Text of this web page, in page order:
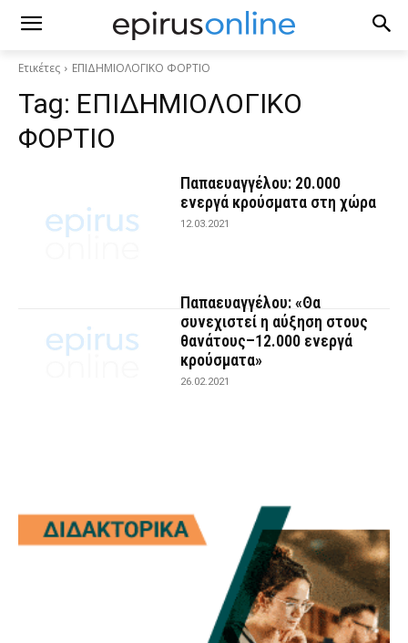
Ετικέτες ΕΠΙΔΗΜΙΟΛΟΓΙΚΟ ΦΟΡΤΙΟ
Tag: ΕΠΙΔΗΜΙΟΛΟΓΙΚΟ
ΦΟΡΤΙΟ
Παπαευαγγέλου: 20.000
ενεργά κρούσματα στη χώρα
12.03.2021
Παπαευαγγέλου: «Θα
συνεχιστεί η αύξηση στους
θανάτους–12.000 ενεργά
κρούσματα»
26.02.2021